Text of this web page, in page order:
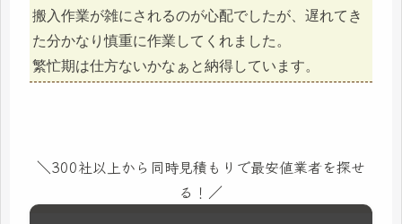
搬入作業が雑にされるのが心配でしたが、遅れてき
た分かなり慎重に作業してくれました。
繁忙期は仕方ないかなぁと納得しています。
＼300社以上から同時見積もりで最安値業者を探せ
る！／